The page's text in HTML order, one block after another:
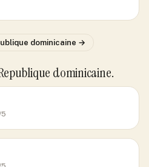
dominicaine →
dominicaine.
5